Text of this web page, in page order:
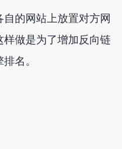
的网站上放置对方网
做是为了增加反向链
名。